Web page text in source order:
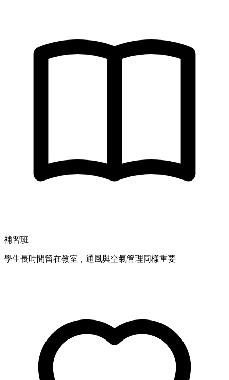
補習班
學生長時間留在教室，通風與空氣管理同樣重要